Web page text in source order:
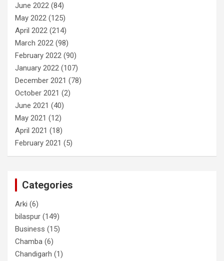
June 2022 (84)
May 2022 (125)
April 2022 (214)
March 2022 (98)
February 2022 (90)
January 2022 (107)
December 2021 (78)
October 2021 (2)
June 2021 (40)
May 2021 (12)
April 2021 (18)
February 2021 (5)
Categories
Arki (6)
bilaspur (149)
Business (15)
Chamba (6)
Chandigarh (1)